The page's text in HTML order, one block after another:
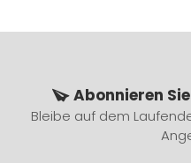
Abonnieren
Bleibe auf dem